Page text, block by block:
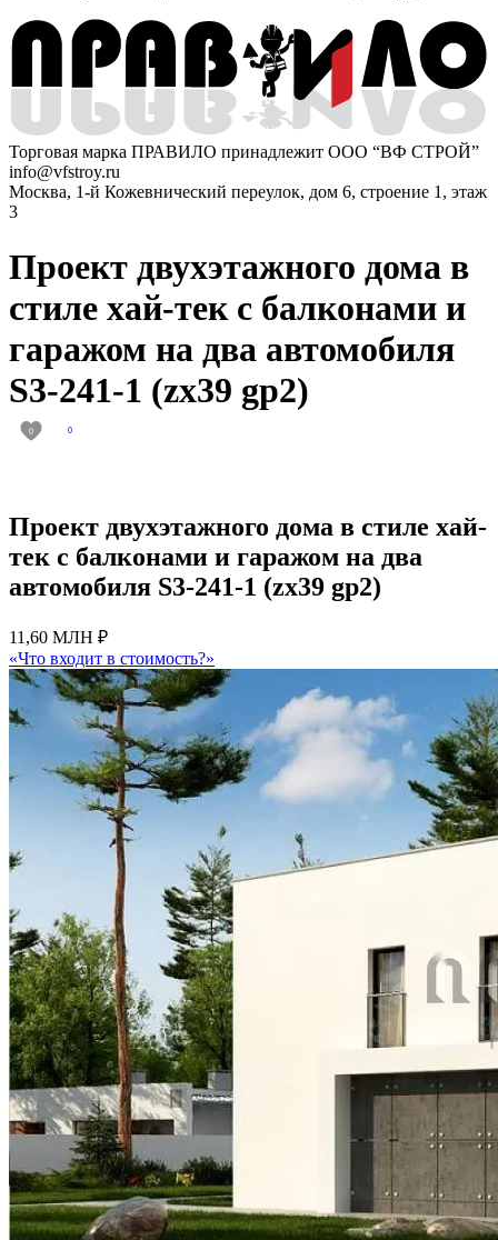
Торговая марка ПРАВИЛО принадлежит ООО “ВФ СТРОЙ”
info@vfstroy.ru
Москва, 1-й Кожевнический переулок, дом 6, строение 1, этаж
3
Проект двухэтажного дома в
стиле хай-тек с балконами и
гаражом на два автомобиля
S3-241-1 (zx39 gp2)
0 0
Проект двухэтажного дома в стиле хай-
тек с балконами и гаражом на два
автомобиля S3-241-1 (zx39 gp2)
11,60 МЛН ₽
«Что входит в стоимость?»